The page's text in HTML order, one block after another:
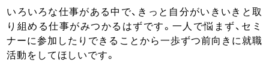
いろいろな仕事がある中で、きっと自分がいきいきと取
り組める仕事がみつかるはずです。一人で悩まず、セミ
ナーに参加したりできることから一歩ずつ前向きに就職
活動をしてほしいです。